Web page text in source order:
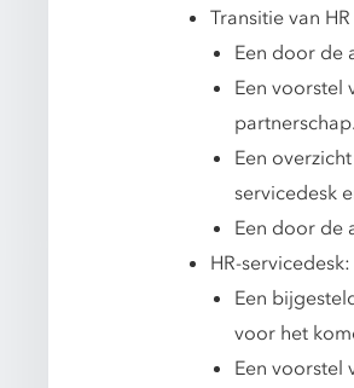
Transitie van
Een door de
Een voorstel
partnerschap.
Een
servicedesk
Een door de
HR-servicedesk:
Een
voor het
Een voorstel